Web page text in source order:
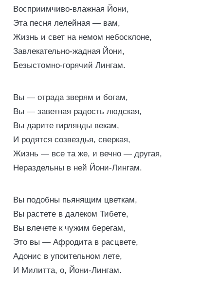
Восприимчиво-влажная Йони,
Эта песня лелейная — вам,
Жизнь и свет на немом небосклоне,
Завлекательно-жадная Йони,
Безыстомно-горячий Лингам.
Вы — отрада зверям и богам,
Вы — заветная радость людская,
Вы дарите гирлянды векам,
И родятся созвездья, сверкая,
Жизнь — все та же, и вечно — другая,
Нераздельны в ней Йони-Лингам.
Вы подобны пьянящим цветкам,
Вы растете в далеком Тибете,
Вы влечете к чужим берегам,
Это вы — Афродита в расцвете,
Адонис в упоительном лете,
И Милитта, о, Йони-Лингам.